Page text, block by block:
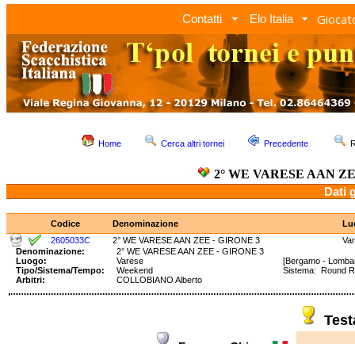
Contatti Elo Italia
Home Cerca altri tornei Precedente
2° WE VARESE AAN
Dati
Codice Denominazione
2605033C
2° WE VARESE AAN ZEE - GIRONE 3
Denominazione:
2° WE VARESE AAN ZEE - GIRONE 3
Luogo:
Varese
[Bergamo -
Tipo/Sistema/Tempo:
Weekend
Sistema: Round
Arbitri:
COLLOBIANO Alberto